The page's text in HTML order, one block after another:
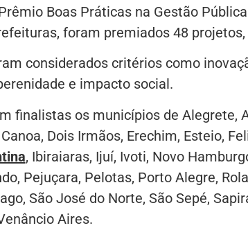
Boas Práticas na Gestão
foram premiados 48
considerados critérios como
e impacto social.
finalistas os municípios de Alegrete,
Dois Irmãos, Erechim, Esteio,
, Ibiraiaras, Ijuí, Ivoti, Novo
Pejuçara, Pelotas, Porto Alegre,
São José do Norte, São Sepé,
Aires.